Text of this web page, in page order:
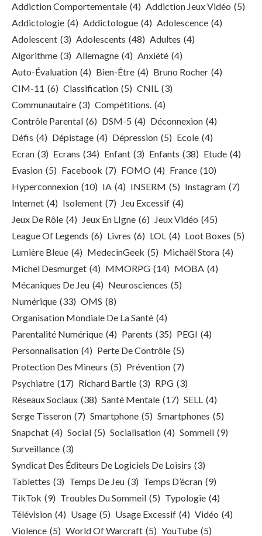
Addiction Comportementale (4) Addiction Jeux Vidéo (5)
Addictologie (4) Addictologue (4) Adolescence (4)
Adolescent (3) Adolescents (48) Adultes (4)
Algorithme (3) Allemagne (4) Anxiété (4)
Auto-Évaluation (4) Bien-Être (4) Bruno Rocher (4)
CIM-11 (6) Classification (5) CNIL (3)
Communautaire (3) Compétitions. (4)
Contrôle Parental (6) DSM-5 (4) Déconnexion (4)
Défis (4) Dépistage (4) Dépression (5) Ecole (4)
Ecran (3) Ecrans (34) Enfant (3) Enfants (38) Etude (4)
Evasion (5) Facebook (7) FOMO (4) France (10)
Hyperconnexion (10) IA (4) INSERM (5) Instagram (7)
Internet (4) Isolement (7) Jeu Excessif (4)
Jeux De Rôle (4) Jeux En LIgne (6) Jeux Vidéo (45)
League Of Legends (6) Livres (6) LOL (4) Loot Boxes (5)
Lumière Bleue (4) MedecinGeek (5) Michaël Stora (4)
Michel Desmurget (4) MMORPG (14) MOBA (4)
Mécaniques De Jeu (4) Neurosciences (5)
Numérique (33) OMS (8)
Organisation Mondiale De La Santé (4)
Parentalité Numérique (4) Parents (35) PEGI (4)
Personnalisation (4) Perte De Contrôle (5)
Protection Des Mineurs (5) Prévention (7)
Psychiatre (17) Richard Bartle (3) RPG (3)
Réseaux Sociaux (38) Santé Mentale (17) SELL (4)
Serge Tisseron (7) Smartphone (5) Smartphones (5)
Snapchat (4) Social (5) Socialisation (4) Sommeil (9)
Surveillance (3)
Syndicat Des Éditeurs De Logiciels De Loisirs (3)
Tablettes (3) Temps De Jeu (3) Temps D’écran (9)
TikTok (9) Troubles Du Sommeil (5) Typologie (4)
Télévision (4) Usage (5) Usage Excessif (4) Vidéo (4)
Violence (5) World Of Warcraft (5) YouTube (5)